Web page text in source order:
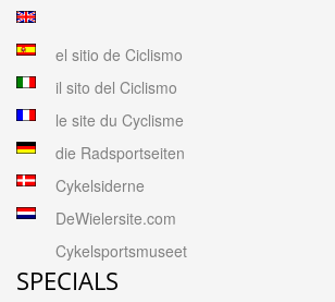
el sitio de Ciclismo
il sito del Ciclismo
le site du Cyclisme
die Radsportseiten
Cykelsiderne
DeWielersite.com
Cykelsportsmuseet
SPECIALS